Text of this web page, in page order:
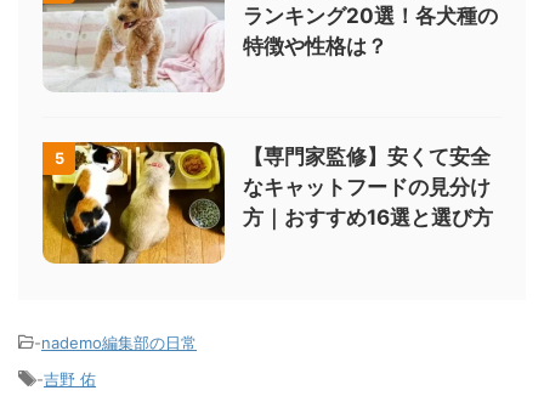
ランキング20選！各犬種の
特徴や性格は？
5
【専門家監修】安くて安全
なキャットフードの見分け
方｜おすすめ16選と選び方
-nademo編集部の日常
-吉野 佑